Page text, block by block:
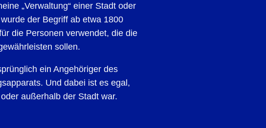
„Verwaltung“ einer Stadt oder
der Begriff ab etwa 1800
die Personen verwendet, die die
sollen.
ein Angehöriger des
Und dabei ist es egal,
außerhalb der Stadt war.